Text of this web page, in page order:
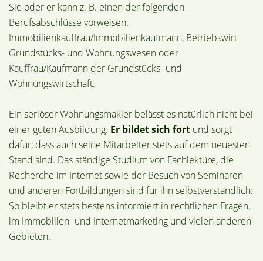
Sie oder er kann z. B. einen der folgenden
Berufsabschlüsse vorweisen:
Immobilienkauffrau/Immobilienkaufmann, Betriebswirt
Grundstücks- und Wohnungswesen oder
Kauffrau/Kaufmann der Grundstücks- und
Wohnungswirtschaft.
Ein seriöser Wohnungsmakler belässt es natürlich nicht bei
einer guten Ausbildung. Er bildet sich fort und sorgt
dafür, dass auch seine Mitarbeiter stets auf dem neuesten
Stand sind. Das ständige Studium von Fachlektüre, die
Recherche im Internet sowie der Besuch von Seminaren
und anderen Fortbildungen sind für ihn selbstverständlich.
So bleibt er stets bestens informiert in rechtlichen Fragen,
im Immobilien- und Internetmarketing und vielen anderen
Gebieten.